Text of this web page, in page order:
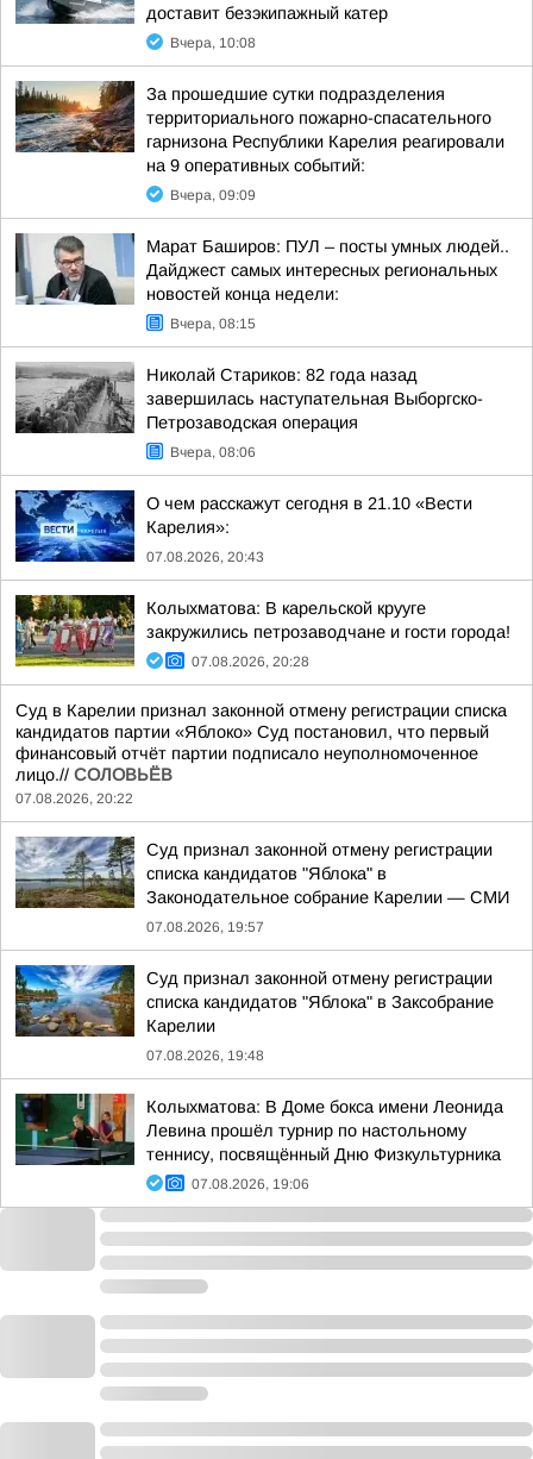
доставит безэкипажный катер
Вчера, 10:08
За прошедшие сутки подразделения
территориального пожарно-спасательного
гарнизона Республики Карелия реагировали
на 9 оперативных событий:
Вчера, 09:09
Марат Баширов: ПУЛ – посты умных людей..
Дайджест самых интересных региональных
новостей конца недели:
Вчера, 08:15
Николай Стариков: 82 года назад
завершилась наступательная Выборгско-
Петрозаводская операция
Вчера, 08:06
О чем расскажут сегодня в 21.10 «Вести
Карелия»:
07.08.2026, 20:43
Колыхматова: В карельской крууге
закружились петрозаводчане и гости города!
07.08.2026, 20:28
Суд в Карелии признал законной отмену регистрации списка
кандидатов партии «Яблоко» Суд постановил, что первый
финансовый отчёт партии подписало неуполномоченное
лицо.// СОЛОВЬЁВ
07.08.2026, 20:22
Суд признал законной отмену регистрации
списка кандидатов "Яблока" в
Законодательное собрание Карелии — СМИ
07.08.2026, 19:57
Суд признал законной отмену регистрации
списка кандидатов "Яблока" в Заксобрание
Карелии
07.08.2026, 19:48
Колыхматова: В Доме бокса имени Леонида
Левина прошёл турнир по настольному
теннису, посвящённый Дню Физкультурника
07.08.2026, 19:06